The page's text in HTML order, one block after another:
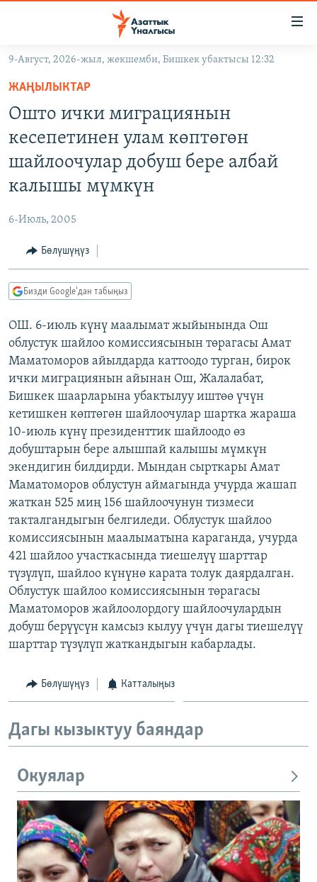
Навигацияга
өтүңүз
Издөөгө
салыңыз
САЯСАТ
ДҮЙНӨ
УКРАИНА
ЭКСПЕРТТЕР ТАЛДАЙТ
БИЗ ЖАНА ДҮЙНӨ
ЭЖЕ-СИҢДИЛЕР
АЗАТТЫК+
ЫҢГАЙСЫЗ СУРООЛОР
ПОДКАСТ
ӨЗГӨЧӨ ПИКИР
Русский
ОНЛАЙН ШЕРИНЕ
ЭЕ/АРнун бардык сайттары
9-Август, 2026-жыл, жекшемби, Бишкек убактысы 12:32
ЖАҢЫЛЫКТАР
Ошто ички миграциянын
кесепетинен улам көптөгөн
шайлоочулар добуш бере албай
калышы мүмкүн
6-Июль, 2005
Бөлүшүңүз
Бизди Google'дан табыңыз
ОШ. 6-июль күнү маалымат жыйынында Ош
облустук шайлоо комиссиясынын төрагасы Амат
Маматоморов айылдарда каттоодо турган, бирок
ички миграциянын айынан Ош, Жалалабат,
Бишкек шаарларына убактылуу иштөө үчүн
кетишкен көптөгөн шайлоочулар шартка жараша
10-июль күнү президенттик шайлоодо өз
добуштарын бере алышпай калышы мүмкүн
экендигин билдирди. Мындан сырткары Амат
Маматоморов облустун аймагында учурда жашап
жаткан 525 миң 156 шайлоочунун тизмеси
такталгандыгын белгиледи. Облустук шайлоо
комиссиясынын маалыматына караганда, учурда
421 шайлоо участкасында тиешелүү шарттар
түзүлүп, шайлоо күнүнө карата толук даярдалган.
Облустук шайлоо комиссиясынын төрагасы
Маматоморов жайлоолордогу шайлоочулардын
добуш берүүсүн камсыз кылуу үчүн дагы тиешелүү
шарттар түзүлүп жаткандыгын кабарлады.
Бөлүшүңүз Катталыңыз
Дагы кызыктуу баяндар
Окуялар